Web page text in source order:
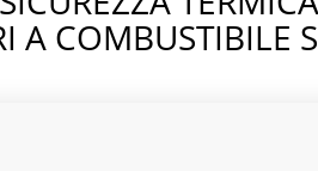
A COMBUSTIBILE